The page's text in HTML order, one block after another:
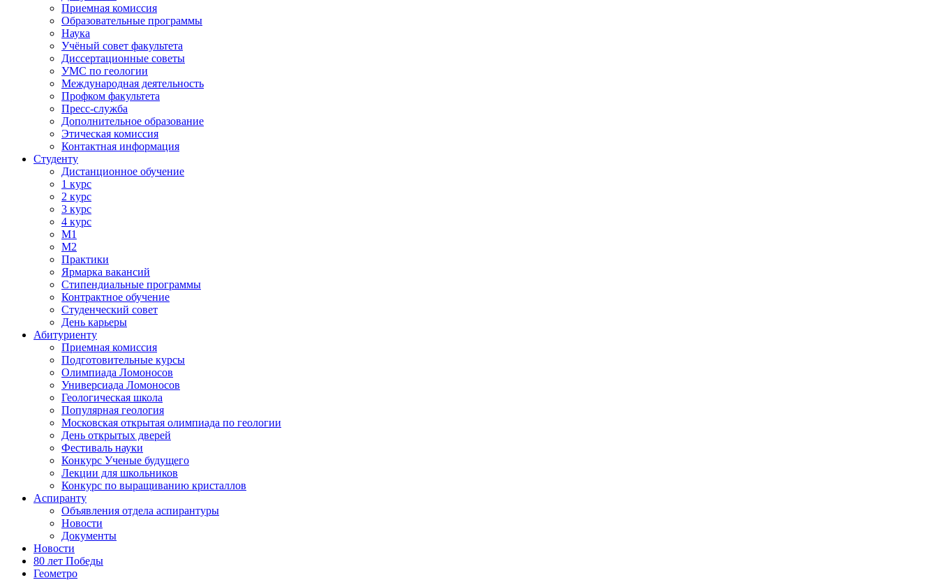
Приемная комиссия
Образовательные программы
Наука
Учёный совет факультета
Диссертационные советы
УМС по геологии
Международная деятельность
Профком факультета
Пресс-служба
Дополнительное образование
Этическая комиссия
Контактная информация
Студенту
Дистанционное обучение
1 курс
2 курс
3 курс
4 курс
М1
М2
Практики
Ярмарка вакансий
Стипендиальные программы
Контрактное обучение
Студенческий совет
День карьеры
Абитуриенту
Приемная комиссия
Подготовительные курсы
Олимпиада Ломоносов
Универсиада Ломоносов
Геологическая школа
Популярная геология
Московская открытая олимпиада по геологии
День открытых дверей
Фестиваль науки
Конкурс Ученые будущего
Лекции для школьников
Конкурс по выращиванию кристаллов
Аспиранту
Объявления отдела аспирантуры
Новости
Документы
Новости
80 лет Победы
Геометро